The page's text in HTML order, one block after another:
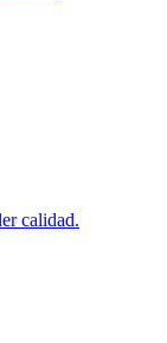
calidad.